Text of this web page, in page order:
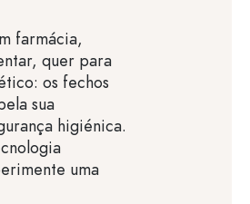
farmácia,
quer para
os fechos
sua
higiénica.
uma